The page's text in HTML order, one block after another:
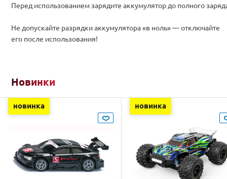
Перед использованием зарядите аккумулятор до полного
Не допускайте разрядки аккумулятора «в ноль» — отключайте
его после использования!
Новинки
новинка новинка